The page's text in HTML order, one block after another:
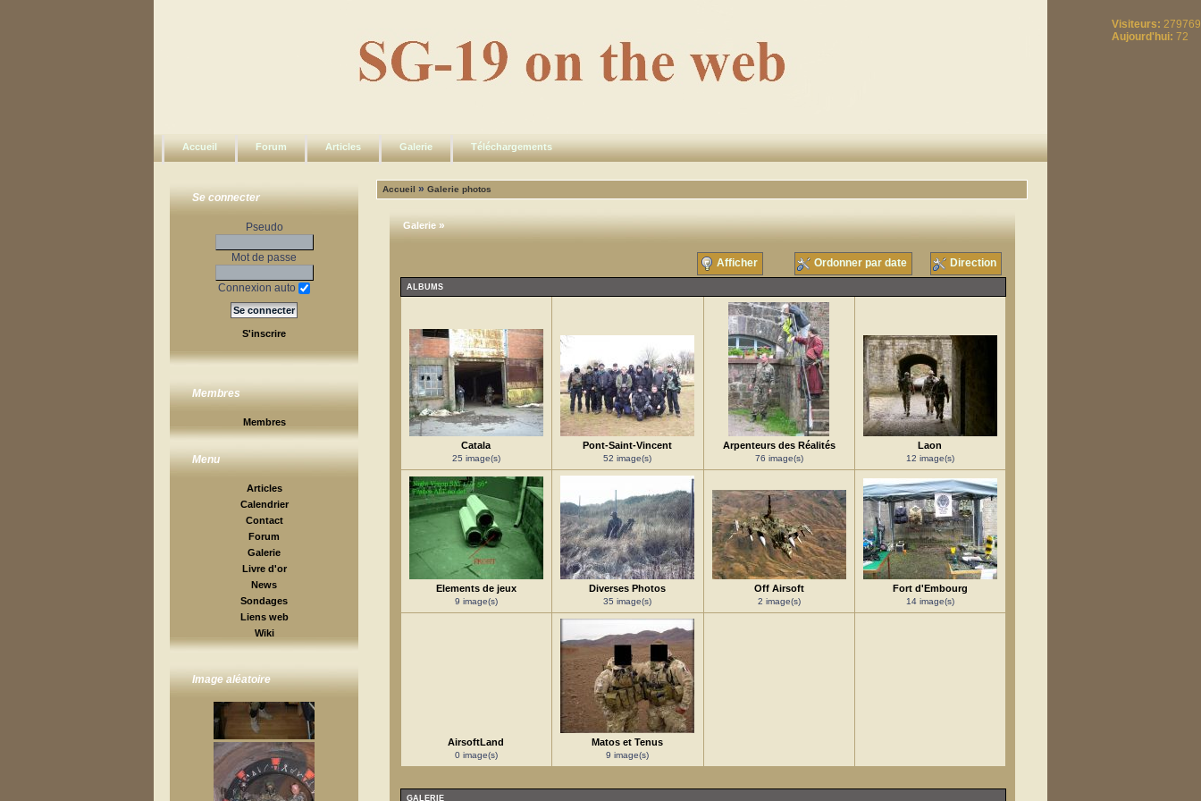
Accueil Forum Articles Galerie Téléchargements
Visiteurs: 279769
Aujourd'hui: 72
Se connecter
Pseudo
Mot de passe
Connexion auto
S'inscrire
Membres
Membres
Menu
Articles
Calendrier
Contact
Forum
Galerie
Livre d'or
News
Sondages
Liens web
Wiki
Image aléatoire
Accueil »Galerie photos
Galerie»
Afficher Ordonner par date Direction
ALBUMS
Catala
25 image(s)
Pont-Saint-Vincent
52 image(s)
Arpenteurs des Réalités
76 image(s)
Laon
12 image(s)
Elements de jeux
9 image(s)
Diverses Photos
35 image(s)
Off Airsoft
2 image(s)
Fort d'Embourg
14 image(s)
AirsoftLand
0 image(s)
Matos et Tenus
9 image(s)
GALERIE